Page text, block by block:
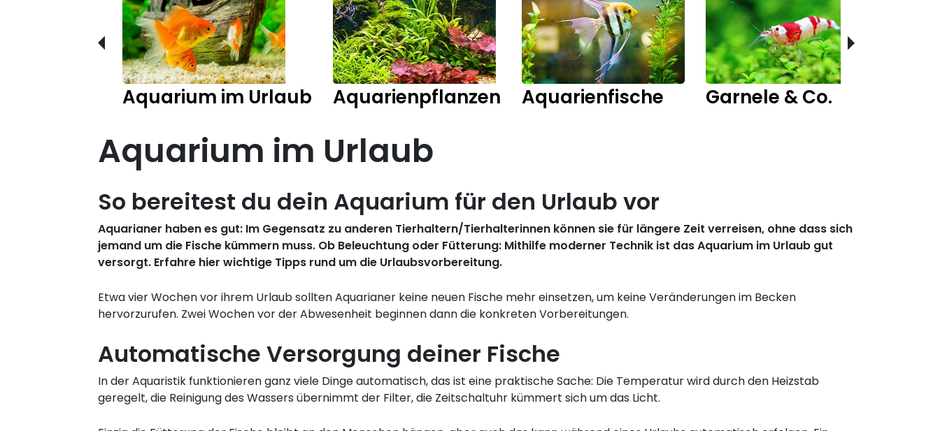
Aquarium im Urlaub Aquarienpflanzen Aquarienfische Garnele & Co.
Aquarium im Urlaub
So bereitest du dein Aquarium für den Urlaub vor
Aquarianer haben es gut: Im Gegensatz zu anderen Tierhaltern/Tierhalterinnen können sie für längere Zeit verreisen, ohne dass sich
jemand um die Fische kümmern muss. Ob Beleuchtung oder Fütterung: Mithilfe moderner Technik ist das Aquarium im Urlaub gut
versorgt. Erfahre hier wichtige Tipps rund um die Urlaubsvorbereitung.
Etwa vier Wochen vor ihrem Urlaub sollten Aquarianer keine neuen Fische mehr einsetzen, um keine Veränderungen im Becken
hervorzurufen. Zwei Wochen vor der Abwesenheit beginnen dann die konkreten Vorbereitungen.
Automatische Versorgung deiner Fische
In der Aquaristik funktionieren ganz viele Dinge automatisch, das ist eine praktische Sache: Die Temperatur wird durch den Heizstab
geregelt, die Reinigung des Wassers übernimmt der Filter, die Zeitschaltuhr kümmert sich um das Licht.